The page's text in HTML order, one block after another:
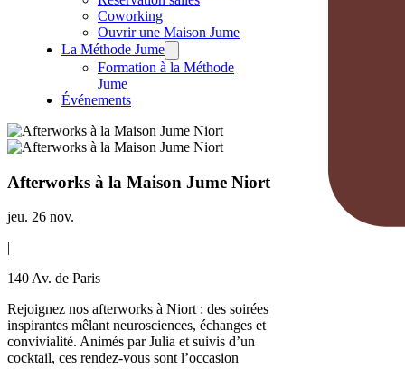
Coworking
Ouvrir une Maison Jume
La Méthode Jume
Formation à la Méthode
Jume
Événements
Afterworks à la Maison Jume Niort
jeu. 26 nov.
|
140 Av. de Paris
Rejoignez nos afterworks à Niort : des soirées
inspirantes mêlant neurosciences, échanges et
convivialité. Animés par Julia et suivis d’un
cocktail, ces rendez-vous sont l’occasion